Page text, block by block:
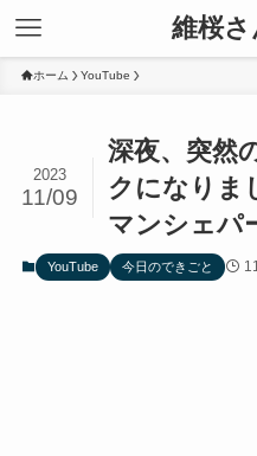
維桜
ホーム YouTube
深夜、突然
クになりま
マンシェパ
2023
11/09
YouTube 今日のできごと